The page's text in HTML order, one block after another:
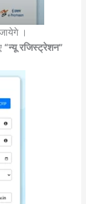
।
“न्यू रजिस्ट्रेशन”